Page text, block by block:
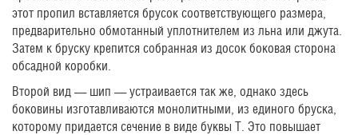
этот пропил вставляется брусок соответствующего размера,
предварительно обмотанный уплотнителем из льна или джута.
Затем к бруску крепится собранная из досок боковая сторона
обсадной коробки.
Второй вид — шип — устраивается так же, однако здесь
боковины изготавливаются монолитными, из единого бруска,
которому придается сечение в виде буквы Т. Это повышает